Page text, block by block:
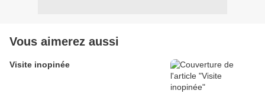
Vous aimerez aussi
Visite inopinée